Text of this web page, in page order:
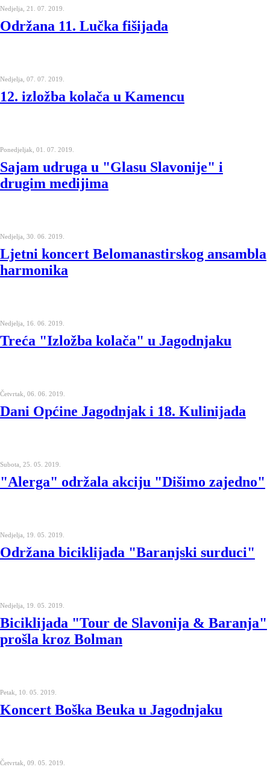
Nedjelja, 21. 07. 2019.
Održana 11. Lučka fišijada
Nedjelja, 07. 07. 2019.
12. izložba kolača u Kamencu
Ponedjeljak, 01. 07. 2019.
Sajam udruga u "Glasu Slavonije" i
drugim medijima
Nedjelja, 30. 06. 2019.
Ljetni koncert Belomanastirskog ansambla
harmonika
Nedjelja, 16. 06. 2019.
Treća "Izložba kolača" u Jagodnjaku
Četvrtak, 06. 06. 2019.
Dani Općine Jagodnjak i 18. Kulinijada
Subota, 25. 05. 2019.
"Alerga" održala akciju "Dišimo zajedno"
Nedjelja, 19. 05. 2019.
Održana biciklijada "Baranjski surduci"
Nedjelja, 19. 05. 2019.
Biciklijada "Tour de Slavonija & Baranja"
prošla kroz Bolman
Petak, 10. 05. 2019.
Koncert Boška Beuka u Jagodnjaku
Četvrtak, 09. 05. 2019.